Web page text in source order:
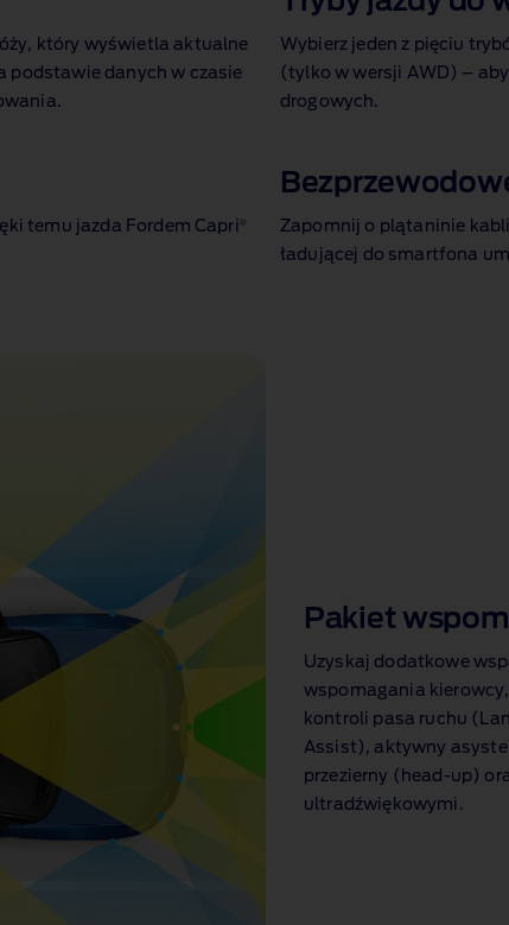
który wyświetla aktualne
podstawie danych w czasie
Wybierz jeden z pięciu
(tylko w wersji AWD) –
drogowych.
temu jazda Fordem Capri
Zapomnij o plątaninie
ładującej do smartfona
Pakiet
Uzyskaj dodatkowe
wspomagania
kontroli pasa ruchu
Assist), aktywny
przezierny (head‑up)
ultradźwiękowymi .